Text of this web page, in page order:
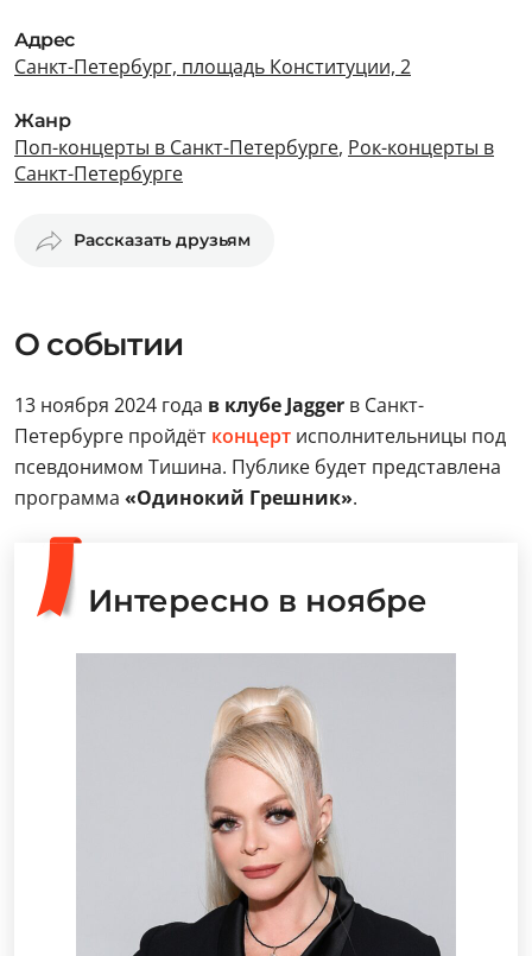
Адрес
Санкт-Петербург, площадь Конституции, 2
Жанр
Поп-концерты в Санкт-Петербурге, Рок-концерты в
Санкт-Петербурге
Рассказать друзьям
О событии
13 ноября 2024 года в клубе Jagger в Санкт-
Петербурге пройдёт концерт исполнительницы под
псевдонимом Тишина. Публике будет представлена
программа «Одинокий Грешник».
Интересно в ноябре